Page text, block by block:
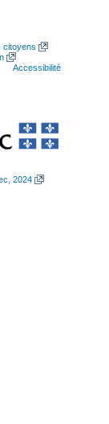
citoyens
Accessibilité
2024